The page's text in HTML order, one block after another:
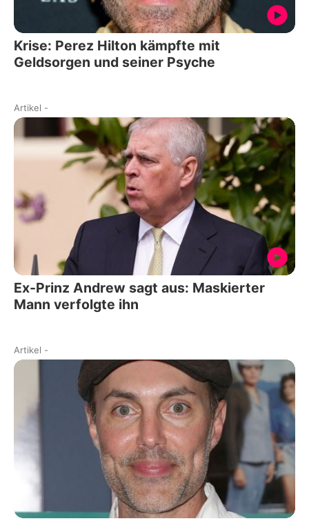
Krise: Perez Hilton kämpfte mit
Geldsorgen und seiner Psyche
Artikel -
Ex-Prinz Andrew sagt aus: Maskierter
Mann verfolgte ihn
Artikel -